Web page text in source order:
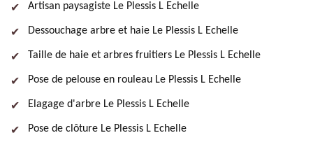
Artisan paysagiste Le Plessis L Echelle
Dessouchage arbre et haie Le Plessis L Echelle
Taille de haie et arbres fruitiers Le Plessis L Echelle
Pose de pelouse en rouleau Le Plessis L Echelle
Elagage d'arbre Le Plessis L Echelle
Pose de clôture Le Plessis L Echelle